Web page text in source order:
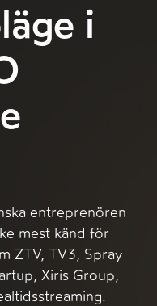
i
entreprenören
mest känd för
ZTV, TV3, Spray
Xiris Group,